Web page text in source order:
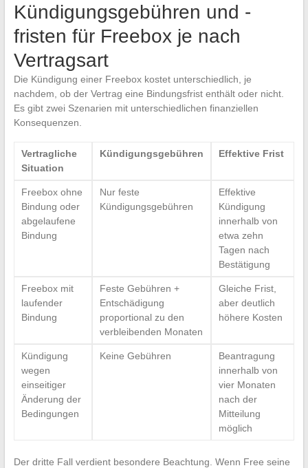
Kündigungsgebühren und -
fristen für Freebox je nach
Vertragsart
Die Kündigung einer Freebox kostet unterschiedlich, je
nachdem, ob der Vertrag eine Bindungsfrist enthält oder nicht.
Es gibt zwei Szenarien mit unterschiedlichen finanziellen
Konsequenzen.
Vertragliche
Situation
Kündigungsgebühren Effektive Frist
Freebox ohne
Bindung oder
abgelaufene
Bindung
Nur feste
Kündigungsgebühren
Effektive
Kündigung
innerhalb von
etwa zehn
Tagen nach
Bestätigung
Freebox mit
laufender
Bindung
Feste Gebühren +
Entschädigung
proportional zu den
verbleibenden Monaten
Gleiche Frist,
aber deutlich
höhere Kosten
Kündigung
wegen
einseitiger
Änderung der
Bedingungen
Keine Gebühren
Beantragung
innerhalb von
vier Monaten
nach der
Mitteilung
möglich
Der dritte Fall verdient besondere Beachtung. Wenn Free seine